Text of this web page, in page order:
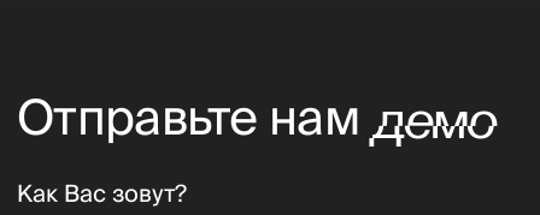
ОТПРАВИТЬ